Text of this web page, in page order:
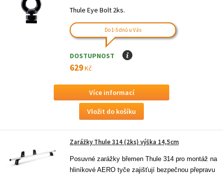
Thule Eye Bolt 2ks.
Do 1-5 dnů u Vás
DOSTUPNOST I
629Kč
Více informací
Zarážky Thule 314 (2ks) výška 14,5cm
Posuvné zarážky břemen Thule 314 pro montáž na
hliníkové AERO tyče zajišťují bezpečnou přepravu